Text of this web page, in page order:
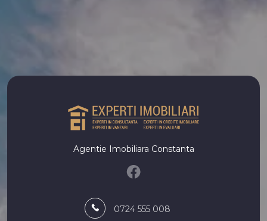
Apartamente de vanzare in Constanta Tomis III
Apartamente de vanzare in Constanta Primo
Numar de camere apartamente de vanzare
Apartamente de vanzare 2 camere
Apartamente de vanzare 5 camere
Apartamente de vanzare
Agentie Imobiliara Constanta
0724 555 008